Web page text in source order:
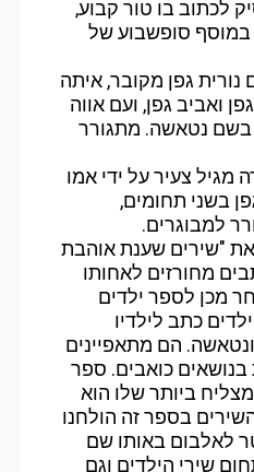
לכתוב בו טור קבוע,
במוסף סופשבוע של
גפן מקובר, איתה
ואביב גפן, ועם אווה
בשם נטאשה. מתגורר
מגיל צעיר על ידי אמו
בשני תחומים,
למבוגרים.
כתב גפן את "שירים שענת אוהבת
מחורזים לאחותו
לאחר מכן לספר ילדים
כתב לילדיו
הם מתאפיינים
בנושאים כואבים. ספר
ביותר שלו הוא
בספר זה הולחנו
רכטר לאלבום באותו שם
שירי הילדים וגם